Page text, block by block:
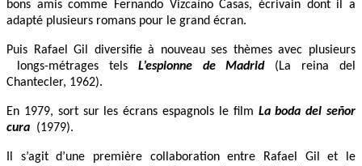
bons amis comme Fernando Vizcaíno Casas, écrivain dont il a
adapté plusieurs romans pour le grand écran.
Puis Rafael Gil diversifie à nouveau ses thèmes avec plusieurs
longs-métrages tels L’espionne de Madrid(La reina del
Chantecler, 1962).
En 1979, sort sur les écrans espagnols le film La boda del señor
cura (1979).
Il s’agit d’une première collaboration entre Rafael Gil et le